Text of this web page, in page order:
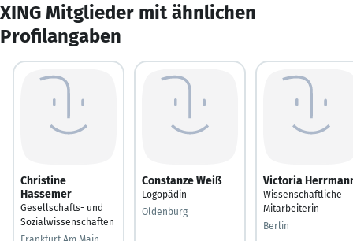
XING Mitglieder mit ähnlichen
Profilangaben
Christine
Hassemer
Gesellschafts- und
Sozialwissenschaften
Constanze Weiß
Logopädin
Oldenburg
Victoria
Wissenschaftliche
Mitarbeiterin
Berlin